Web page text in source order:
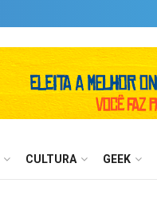
CULTURA GEEK